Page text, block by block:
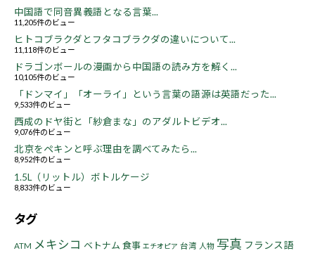
中国語で同音異義語となる言葉...
11,205件のビュー
ヒトコブラクダとフタコブラクダの違いについて...
11,118件のビュー
ドラゴンボールの漫画から中国語の読み方を解く...
10,105件のビュー
「ドンマイ」「オーライ」という言葉の語源は英語だった...
9,533件のビュー
西成のドヤ街と「紗倉まな」のアダルトビデオ...
9,076件のビュー
北京をペキンと呼ぶ理由を調べてみたら...
8,952件のビュー
1.5L（リットル）ボトルケージ
8,833件のビュー
タグ
ATM メキシコ ベトナム 食事 エチオピア 台湾 人物 写真 フランス語